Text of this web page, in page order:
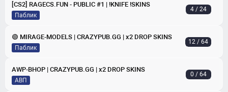
[CS2] RAGECS.FUN - PUBLIC #1 | !KNIFE !SKINS
Паблик
4 / 24
🟢 MIRAGE-MODELS | CRAZYPUB.GG | x2 DROP SKINS
Паблик
12 / 64
AWP-BHOP | CRAZYPUB.GG | x2 DROP SKINS
АВП
0 / 64